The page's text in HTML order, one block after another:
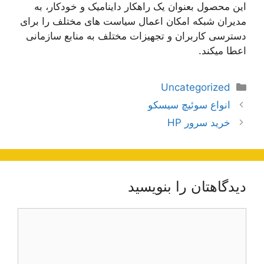
این محصول بعنوان یک راهکار داینامیک و خودکار، به
مدیران شبکه امکان اعمال سیاست های مختلف را برای
دسترسی کاربران و تجهیزات مختلف به منابع سازمانی
اعطا میکند.
دسته‌ها
Uncategorized
ناوبری
نوشته‌ها
انواع سوئیچ سیسکو
خرید سرور HP
دیدگاهتان را بنویسید